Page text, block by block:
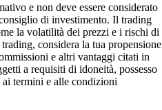
e non deve essere considerato
di investimento. Il trading
la volatilità dei prezzi e i rischi di
considera la tua propensione
e altri vantaggi citati in
a requisiti di idoneità, possesso
ai termini e alle condizioni